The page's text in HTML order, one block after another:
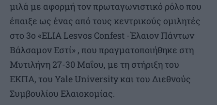
μιλά με αφορμή τον πρωταγωνιστικό ρόλο που
έπαιξε ως ένας από τους κεντρικούς ομιλητές
στο 3o «ELIA Lesvos Confest -Έλαιον Πάντων
Βάλσαμον Εστί» , που πραγματοποιήθηκε στη
Μυτιλήνη 27-30 Μαΐου, με τη στήριξη του
ΕΚΠΑ, του Yale University και του Διεθνούς
Συμβουλίου Ελαιοκομίας.